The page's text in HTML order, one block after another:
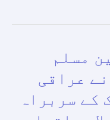
مسلم
عراقی
کے سربراہ